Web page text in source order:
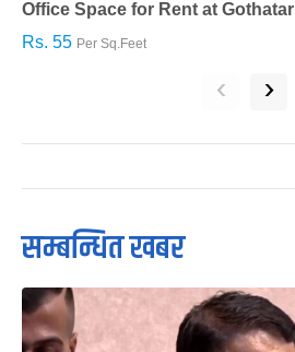
Office Space for Rent at Gothatar
Rs. 55 Per Sq.Feet
‹ ›
सम्बन्धित खबर